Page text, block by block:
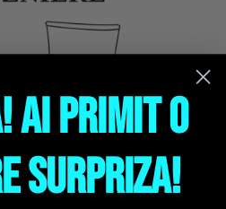
AI PRIMIT O
SURPRIZA!